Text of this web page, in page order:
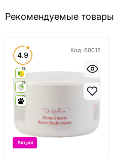
Рекомендуемые товары
Код: 60015
4.9
12
12
12
Акция